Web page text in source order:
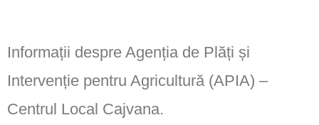
Informații despre Agenția de Plăți și
Intervenție pentru Agricultură (APIA) –
Centrul Local Cajvana.